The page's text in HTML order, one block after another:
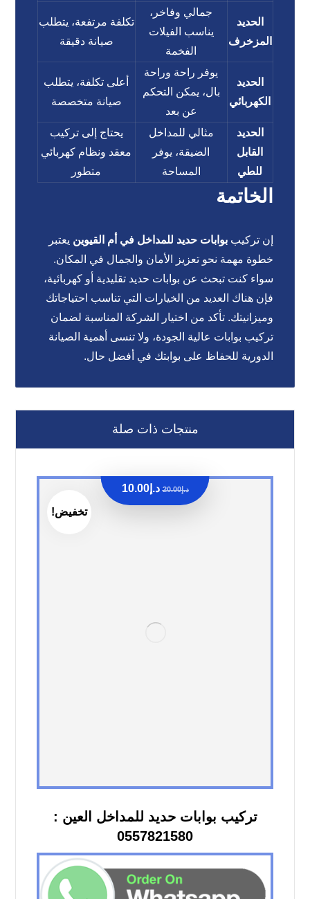
الحديد
المزخرف
جمالي وفاخر،
يناسب الفيلات
الفخمة
تكلفة مرتفعة، يتطلب
صيانة دقيقة
الحديد
الكهربائي
يوفر راحة وراحة
بال، يمكن التحكم
عن بعد
أعلى تكلفة، يتطلب
صيانة متخصصة
الحديد
القابل
للطي
مثالي للمداخل
الضيقة، يوفر
المساحة
يحتاج إلى تركيب
معقد ونظام كهربائي
متطور
الخاتمة
إن تركيببوابات حديد للمداخل في أم القيوين يعتبر
خطوة مهمة نحو تعزيز الأمان والجمال في المكان.
سواء كنت تبحث عن بوابات حديد تقليدية أو كهربائية،
فإن هناك العديد من الخيارات التي تناسب احتياجاتك
وميزانيتك. تأكد من اختيار الشركة المناسبة لضمان
تركيب بوابات عالية الجودة، ولا تنسى أهمية الصيانة
الدورية للحفاظ على بوابتك في أفضل حال.
منتجات ذات صلة
تخفيض!
تركيب بوابات حديد للمداخل العين :
0557821580
د.إ20.00 د.إ10.00